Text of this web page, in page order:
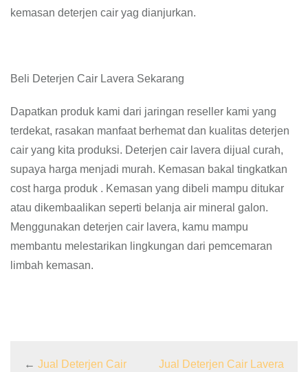
kemasan deterjen cair yag dianjurkan.
Beli Deterjen Cair Lavera Sekarang
Dapatkan produk kami dari jaringan reseller kami yang
terdekat, rasakan manfaat berhemat dan kualitas deterjen
cair yang kita produksi. Deterjen cair lavera dijual curah,
supaya harga menjadi murah. Kemasan bakal tingkatkan
cost harga produk . Kemasan yang dibeli mampu ditukar
atau dikembaalikan seperti belanja air mineral galon.
Menggunakan deterjen cair lavera, kamu mampu
membantu melestarikan lingkungan dari pemcemaran
limbah kemasan.
← Jual Deterjen Cair
Jual Deterjen Cair Lavera